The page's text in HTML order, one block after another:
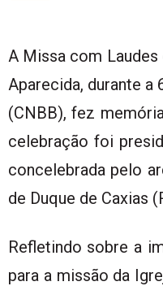
A Missa com
Aparecida, durante a
(CNBB), fez
celebração foi
concelebrada pelo
de Duque de Caxias
Refletindo sobre a
para a missão da